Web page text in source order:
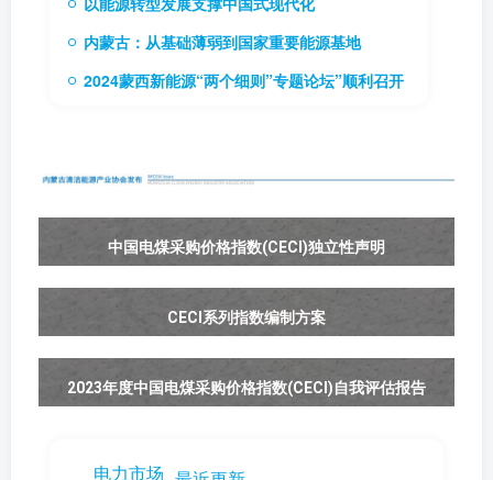
内蒙古：从基础薄弱到国家重要能源基地
2024蒙西新能源“两个细则”专题论坛”顺利召开
中国电煤采购价格指数(CECI)独立性声明
CECI系列指数编制方案
2023年度中国电煤采购价格指数(CECI)自我评估报告
电力市场